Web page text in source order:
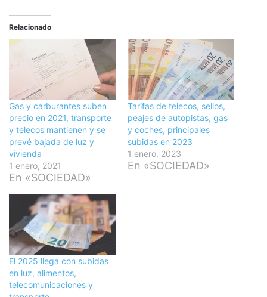
Relacionado
Gas y carburantes suben
precio en 2021, transporte
y telecos mantienen y se
prevé bajada de luz y
vivienda
1 enero, 2021
En «SOCIEDAD»
Tarifas de telecos, sellos,
peajes de autopistas, gas
y coches, principales
subidas en 2023
1 enero, 2023
En «SOCIEDAD»
El 2025 llega con subidas
en luz, alimentos,
telecomunicaciones y